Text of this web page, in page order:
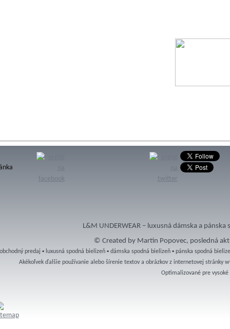
L&M UNDERWEAR – luxusná dámska a
© Created by Martin Popovec, posledná
predaj ▪ luxusná spodná bielizeň ▪ dámska spodná bielizeň ▪ pánska spodná
Akékoľvek ďalšie používanie alebo šírenie textov a obrázkov z internetovej stránky
Optimalizované pre vysoké